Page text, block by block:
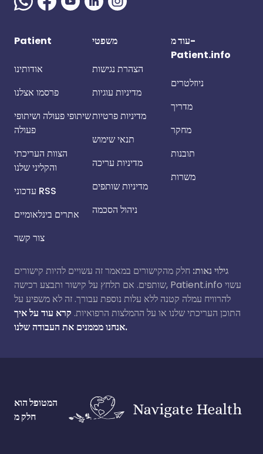
Patient
אודותינו
פרסמו אצלנו
שיתופי פעולה ושיתופי
פעולה
הצוות העריכתי
והקליני שלנו
עדכוני RSS
אתרים בינלאומיים
צור קשר
משפטי
הצהרת נגישות
מדיניות עוגיות
מדיניות פרטיות
תנאי שימוש
מדיניות עריכה
מדיניות שותפים
ניהול הסכמה
עוד מ-
Patient.info
ניוזלטרים
מדריך
מחקר
תובנות
משרות
גילוי נאות: חלק מהקישורים במאמר זה עשויים להיות קישורים
שותפים. אם תלחץ על קישור ותבצע רכישה, Patient.info עשוי
להרוויח עמלה קטנה ללא עלות נוספת עבורך. זה לא משפיע על
התוכן העריכתי שלנו או על ההמלצות הרפואיות. קרא עוד על איך
אנחנו מממנים את העבודה שלנו.
המטופל הוא
חלק מ